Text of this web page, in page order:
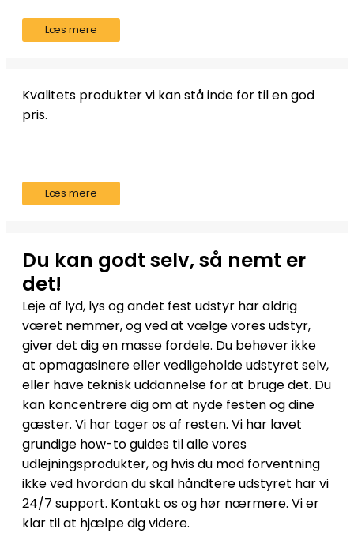
Læs mere
Kvalitets produkter vi kan stå inde for til en god
pris.
Læs mere
Du kan godt selv, så nemt er
det!
Leje af lyd, lys og andet fest udstyr har aldrig
været nemmer, og ved at vælge vores udstyr,
giver det dig en masse fordele. Du behøver ikke
at opmagasinere eller vedligeholde udstyret selv,
eller have teknisk uddannelse for at bruge det. Du
kan koncentrere dig om at nyde festen og dine
gæster. Vi har tager os af resten. Vi har lavet
grundige how-to guides til alle vores
udlejningsprodukter, og hvis du mod forventning
ikke ved hvordan du skal håndtere udstyret har vi
24/7 support. Kontakt os og hør nærmere. Vi er
klar til at hjælpe dig videre.